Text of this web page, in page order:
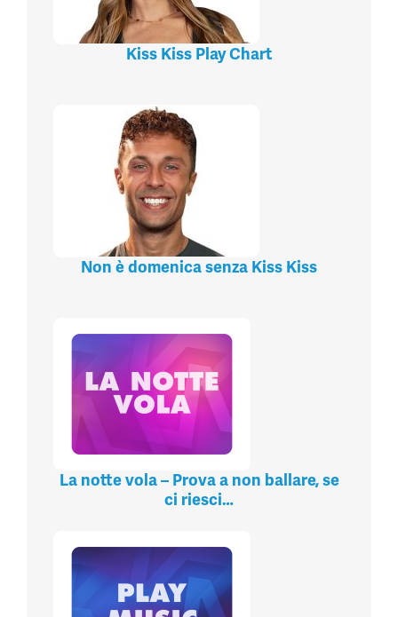
Kiss Kiss Play Chart
Non è domenica senza Kiss Kiss
La notte vola – Prova a non ballare, se
ci riesci…